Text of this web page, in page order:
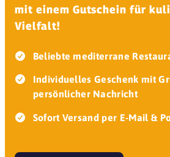
mit einem Gutschein für
Vielfalt!
Beliebte mediterrane
Individuelles Geschenk mit
persönlicher Nachricht
Sofort Versand per E-Mail &